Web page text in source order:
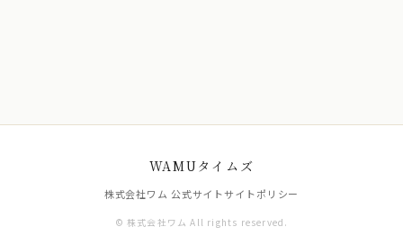
WAMUタイムズ
株式会社ワム 公式サイトサイトポリシー
© 株式会社ワム All rights reserved.